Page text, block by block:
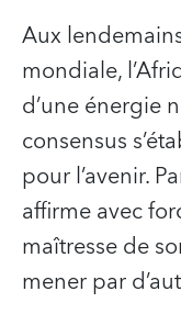
Aux
mondiale,
d’une énergie
consensus
pour l’avenir.
affirme avec
maîtresse de
mener par